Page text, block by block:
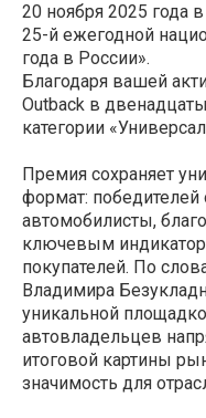
20 ноября 2025 года
25-й ежегодной
года в России».
Благодаря вашей
Outback в
категории
Премия сохраняет
формат:
автомобилисты,
ключевым
покупателей. По
Владимира
уникальной
автовладельцев
итоговой картины
значимость для